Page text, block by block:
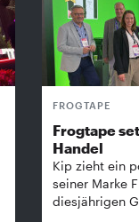
FROGTAPE
Frogtape
Handel
Kip zieht ein
seiner Marke
diesjährigen